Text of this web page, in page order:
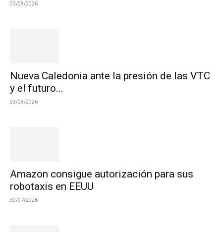
03/08/2026
Nueva Caledonia ante la presión de las VTC
y el futuro...
03/08/2026
Amazon consigue autorización para sus
robotaxis en EEUU
30/07/2026